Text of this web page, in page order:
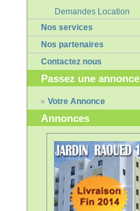
Demandes Location
Nos services
Nos partenaires
Contactez nous
Passez une annonce
Votre Annonce
Annonces